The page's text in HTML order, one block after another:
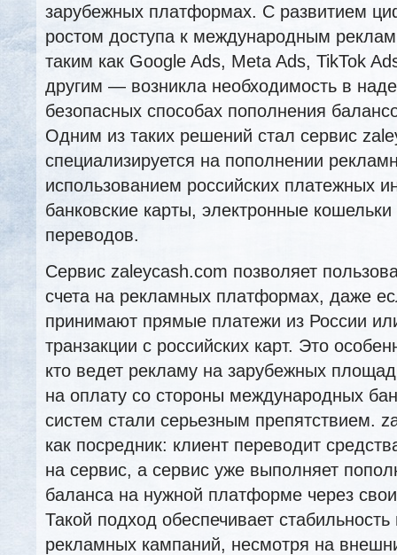
зарубежных платформах. С развитием
ростом доступа к международным
таким как Google Ads, Meta Ads, TikTok
другим — возникла необходимость в
безопасных способах пополнения
Одним из таких решений стал сервис
специализируется на пополнении
использованием российских платежных
банковские карты, электронные
переводов.
Сервис zaleycash.com позволяет
счета на рекламных платформах, даже
принимают прямые платежи из России
транзакции с российских карт. Это
кто ведет рекламу на зарубежных
на оплату со стороны международных
систем стали серьезным препятствием.
как посредник: клиент переводит
на сервис, а сервис уже выполняет
баланса на нужной платформе через
Такой подход обеспечивает
рекламных кампаний, несмотря на